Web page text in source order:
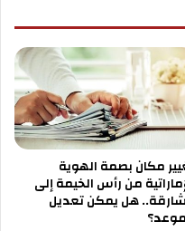
مكان بصمة الهوية
من رأس الخيمة إلى
هل يمكن تعديل